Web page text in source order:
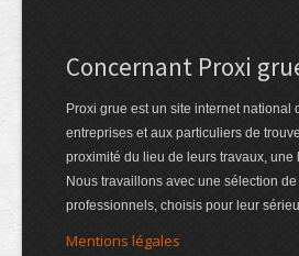
Concernant Proxi
Proxi grue est un site internet national
entreprises et aux particuliers de
proximité du lieu de leurs travaux, une
Nous travaillons avec une sélection
professionnels, choisis pour leur
Mentions légales